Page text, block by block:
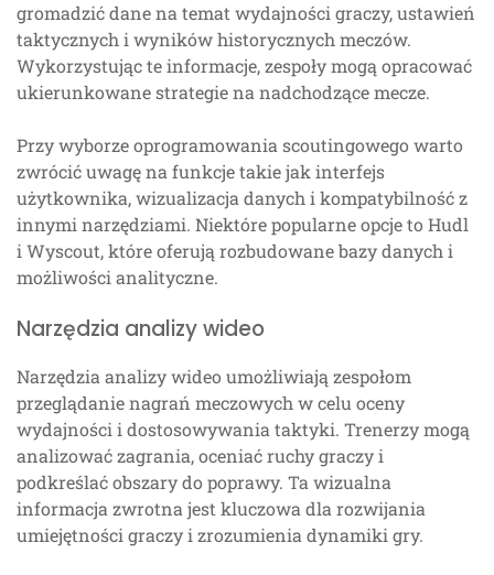
gromadzić dane na temat wydajności graczy, ustawień
taktycznych i wyników historycznych meczów.
Wykorzystując te informacje, zespoły mogą opracować
ukierunkowane strategie na nadchodzące mecze.
Przy wyborze oprogramowania scoutingowego warto
zwrócić uwagę na funkcje takie jak interfejs
użytkownika, wizualizacja danych i kompatybilność z
innymi narzędziami. Niektóre popularne opcje to Hudl
i Wyscout, które oferują rozbudowane bazy danych i
możliwości analityczne.
Narzędzia analizy wideo
Narzędzia analizy wideo umożliwiają zespołom
przeglądanie nagrań meczowych w celu oceny
wydajności i dostosowywania taktyki. Trenerzy mogą
analizować zagrania, oceniać ruchy graczy i
podkreślać obszary do poprawy. Ta wizualna
informacja zwrotna jest kluczowa dla rozwijania
umiejętności graczy i zrozumienia dynamiki gry.